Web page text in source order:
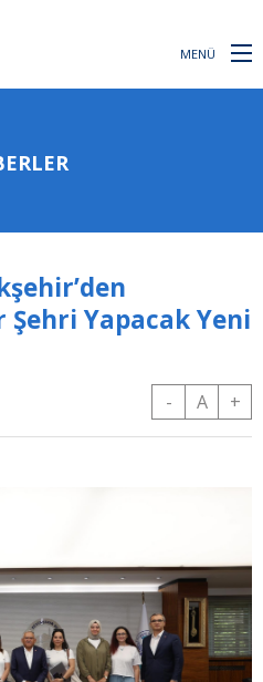
MENÜ
Şehri Yapacak Yeni
- A +